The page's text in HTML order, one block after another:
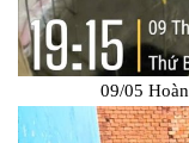
09/05